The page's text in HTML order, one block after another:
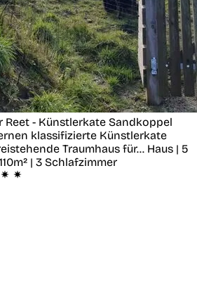
Reet - Künstlerkate Sandkoppel
klassifizierte Künstlerkate
Traumhaus für... Haus | 5
| 3 Schlafzimmer